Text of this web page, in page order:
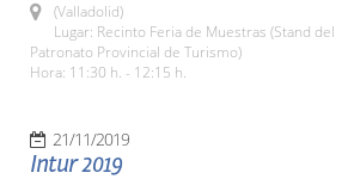
(Valladolid)
Lugar: Recinto Feria de Muestras (Stand del
Patronato Provincial de Turismo)
Hora: 11:30 h. - 12:15 h.
21/11/2019
Intur 2019